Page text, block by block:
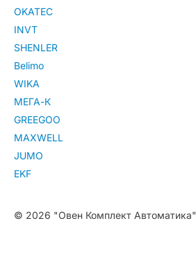
OKATEC
INVT
SHENLER
Belimo
WIKA
МЕГА-К
GREEGOO
MAXWELL
JUMO
EKF
© 2026 "Овен Комплект Автоматика"